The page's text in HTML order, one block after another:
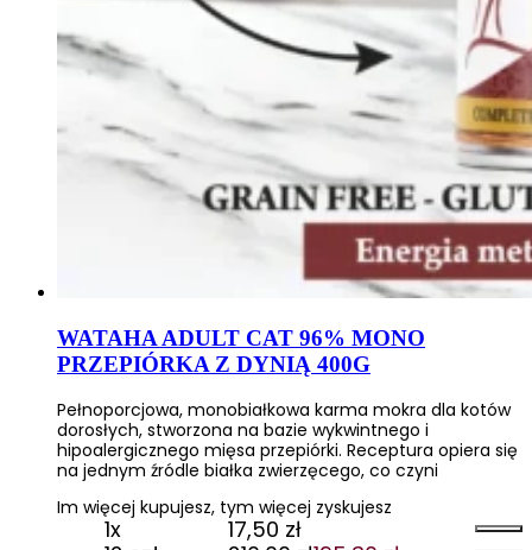
WATAHA ADULT CAT 96% MONO
PRZEPIÓRKA Z DYNIĄ 400G
Pełnoporcjowa, monobiałkowa karma mokra dla kotów
dorosłych, stworzona na bazie wykwintnego i
hipoalergicznego mięsa przepiórki. Receptura opiera się
na jednym źródle białka zwierzęcego, co czyni
Im więcej kupujesz, tym więcej zyskujesz
1x 17,50 zł